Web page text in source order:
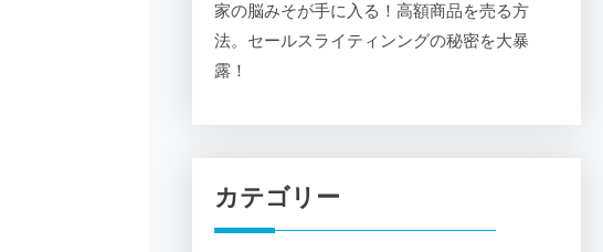
家の脳みそが手に入る！高額商品を売る方
法。セールスライティンングの秘密を大暴
露！
カテゴリー